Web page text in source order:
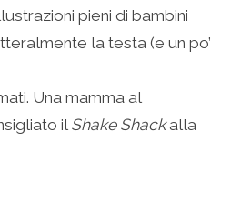
pieni di bambini
la testa (e un po’
Una mamma al
il Shake Shackalla